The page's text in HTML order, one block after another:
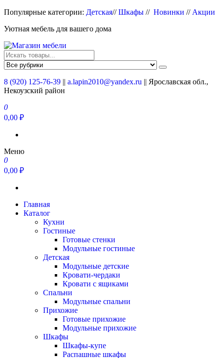
Перейти
содержимому
Популярные категории: Детская//Шкафы // Новинки // Акции
Уютная мебель для вашего дома
Магазин мебели
Мебель для вашего дома
8 (920) 125-76-39 || a.lapin2010@yandex.ru || Ярославская обл.,
Некоузский район
0
0,00 ₽
Меню
0
0,00 ₽
Главная
Каталог
Кухни
Гостиные
Готовые стенки
Модульные гостиные
Детская
Модульные детские
Кровати-чердаки
Кровати с ящиками
Спальни
Модульные спальни
Прихожие
Готовые прихожие
Модульные прихожие
Шкафы
Шкафы-купе
Распашные шкафы